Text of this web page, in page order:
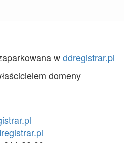
wddregistrar.pl
domeny